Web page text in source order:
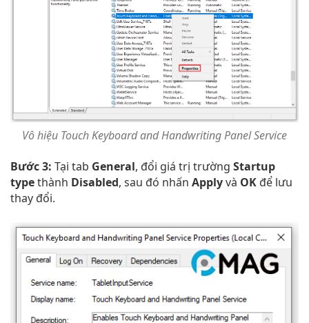
Vô hiệu Touch Keyboard and Handwriting Panel Service
Bước 3: Tại tab General, đổi giá trị trường Startup
typethành Disabled, sau đó nhấn Applyvà OK để lưu
thay đổi.